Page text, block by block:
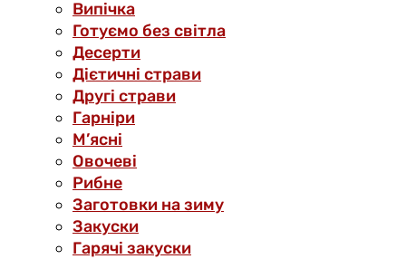
Випічка
Готуємо без світла
Десерти
Дієтичні страви
Другі страви
Гарніри
М’ясні
Овочеві
Рибне
Заготовки на зиму
Закуски
Гарячі закуски